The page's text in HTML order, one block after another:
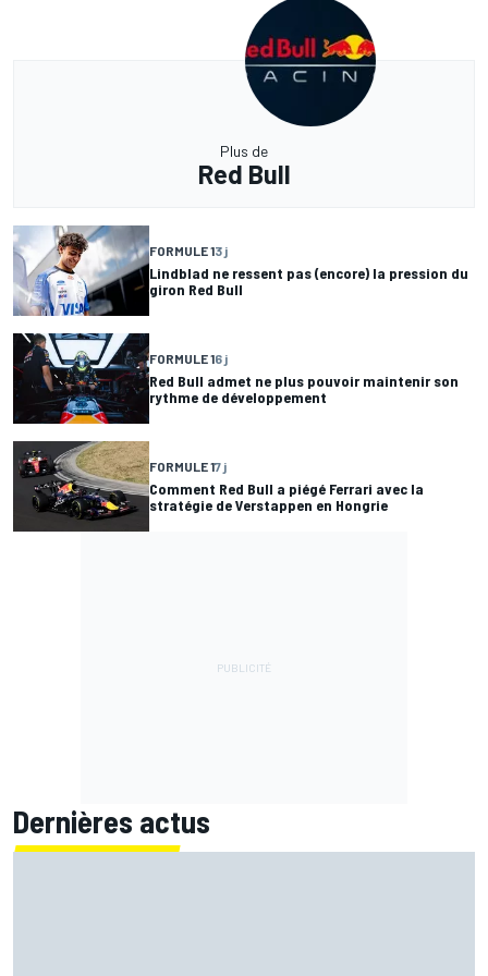
Plus de
Red Bull
FORMULE 13 j
Lindblad ne ressent pas (encore) la pression du
giron Red Bull
FORMULE 16 j
Red Bull admet ne plus pouvoir maintenir son
rythme de développement
FORMULE 17 j
Comment Red Bull a piégé Ferrari avec la
stratégie de Verstappen en Hongrie
Dernières actus